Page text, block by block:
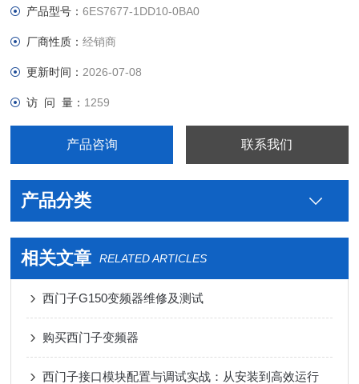
可持续的发展。我们将这种力量称之为“博大精深，同心致远"。
产品型号：6ES7677-1DD10-0BA0
厂商性质：经销商
更新时间： 2026-07-08
访 问 量： 1259
产品咨询 联系我们
产品分类
相关文章 RELATED ARTICLES
西门子G150变频器维修及测试
购买西门子变频器
西门子接口模块配置与调试实战：从安装到高效运行